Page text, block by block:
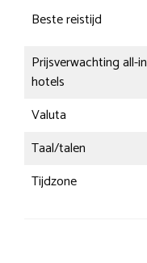
Beste reistijd
Prijsverwachting all-in
hotels
Valuta
Taal/talen
Tijdzone